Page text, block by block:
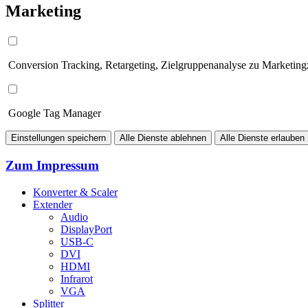
Marketing
Conversion Tracking, Retargeting, Zielgruppenanalyse zu
Google Tag Manager
Einstellungen speichern Alle Dienste ablehnen Alle Dienste erlauben
Zum Impressum
Konverter & Scaler
Extender
Audio
DisplayPort
USB-C
DVI
HDMI
Infrarot
VGA
Splitter